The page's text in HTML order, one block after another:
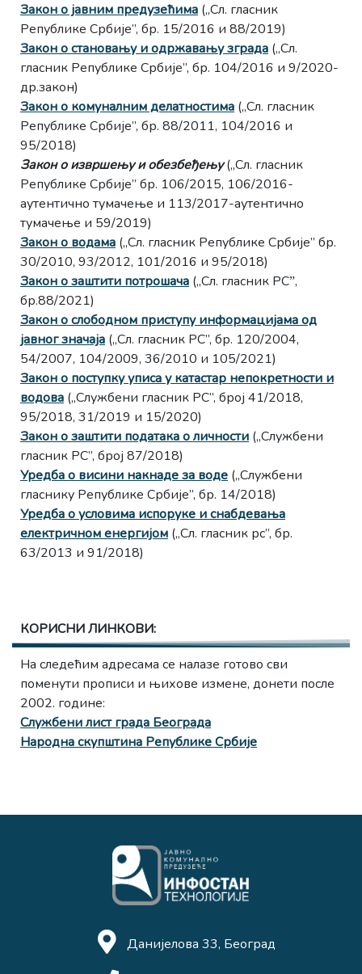
Закон о јавним предузећима („Сл. гласник
Републике Србије”, бр. 15/2016 и 88/2019)
Закон о становању и одржавању зграда („Сл.
гласник Републике Србије”, бр. 104/2016 и 9/2020-
др.закон)
Закон о комуналним делатностима („Сл. гласник
Републике Србије”, бр. 88/2011, 104/2016 и
95/2018)
Закон о извршењу и обезбеђењу(„Сл. гласник
Републике Србије” бр. 106/2015, 106/2016-
аутентично тумачење и 113/2017-аутентично
тумачење и 59/2019)
Закон о водама („Сл. гласник Републике Србије” бр.
30/2010, 93/2012, 101/2016 и 95/2018)
Закон о заштити потрошача (,,Сл. гласник РСˮ,
бр.88/2021)
Закон о слободном приступу информацијама од
јавног значаја („Сл. гласник РС”, бр. 120/2004,
54/2007, 104/2009, 36/2010 и 105/2021)
Закон о поступку уписа у катастар непокретности и
водова („Службени гласник РС”, број 41/2018,
95/2018, 31/2019 и 15/2020)
Закон о заштити података о личности („Службени
гласник РС”, број 87/2018)
Уредба о висини накнаде за воде („Службени
гласнику Републике Србије”, бр. 14/2018)
Уредба о условима испоруке и снабдевања
електричном енергијом („Сл. гласник рс”, бр.
63/2013 и 91/2018)
КОРИСНИ ЛИНКОВИ:
На следећим адресама се налазе готово сви
поменути прописи и њихове измене, донети после
2002. године:
Службени лист града Београда
Народна скупштина Републике Србије
Данијелова 33, Београд